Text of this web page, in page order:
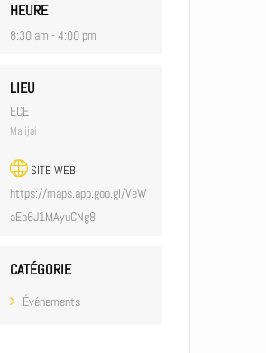
HEURE
8:30 am - 4:00 pm
LIEU
ECE
Malijai
SITE WEB
https://maps.app.goo.gl/VeW
aEa6J1MAyuCNg8
CATÉGORIE
Événements